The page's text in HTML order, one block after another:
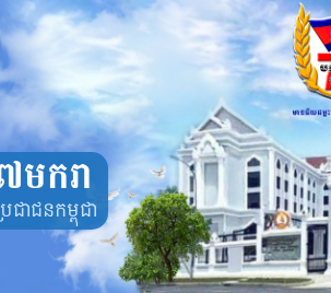
មករា
ាជនកម្ពុជា